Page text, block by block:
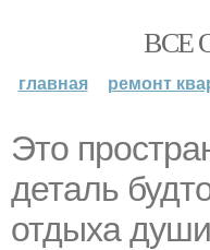
ВСЕ
главная ремонт
Это
деталь
отдыха